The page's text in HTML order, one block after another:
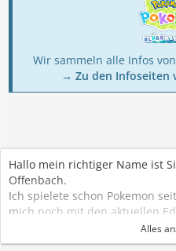
Wir sammeln alle Infos
→ Zu den Infoseiten
Hallo mein richtiger Name ist
Offenbach.
Ich spielete schon Pokemon
mich noch mit den aktuellen
Mir gefallen die Mysterey
meisten.
Alles